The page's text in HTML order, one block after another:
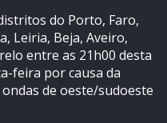
do Porto, Faro,
Leiria, Beja, Aveiro,
entre as 21h00 desta
feira por causa da
de oeste/sudoeste